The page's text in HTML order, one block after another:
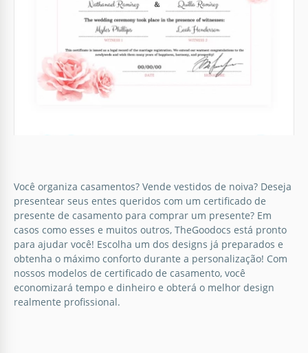
Delicado
Você gostaria de escolher o design do seu
certificado de casamento você mesmo? Nós iremos
ajudar você a obter o melhor design!
Google Slides
Certificado de Casamento Floral Rosa
A elegância se entrelaça com a natureza em nosso
modelo de Certificado de Casamento Floral.
Elaborado com desenhos botânicos intrincados, este
certificado transmite a beleza atemporal das flores.
Você organiza casamentos? Vende vestidos de noiva? Deseja
presentear seus entes queridos com um certificado de
presente de casamento para comprar um presente? Em
casos como esses e muitos outros, TheGoodocs está pronto
para ajudar você! Escolha um dos designs já preparados e
obtenha o máximo conforto durante a personalização! Com
nossos modelos de certificado de casamento, você
economizará tempo e dinheiro e obterá o melhor design
realmente profissional.